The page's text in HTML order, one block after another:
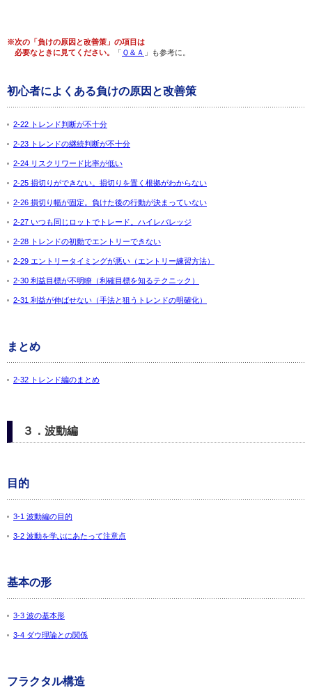
※次の「負けの原因と改善策」の項目は
必要なときに見てください。
「 Ｑ＆Ａ 」も参考に。
初心者によくある負けの原因と改善策
2-22 トレンド判断が不十分
2-23 トレンドの継続判断が不十分
2-24 リスクリワード比率が低い
2-25 損切りができない。損切りを置く根拠がわからない
2-26 損切り幅が固定。負けた後の行動が決まっていない
2-27 いつも同じロットでトレード。ハイレバレッジ
2-28 トレンドの初動でエントリーできない
2-29 エントリータイミングが悪い（エントリー練習方法）
2-30 利益目標が不明瞭（利確目標を知るテクニック）
2-31 利益が伸ばせない（手法と狙うトレンドの明確化）
まとめ
2-32 トレンド編のまとめ
３．波動編
目的
3-1 波動編の目的
3-2 波動を学ぶにあたって注意点
基本の形
3-3 波の基本形
3-4 ダウ理論との関係
フラクタル構造